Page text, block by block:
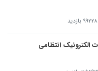
99228 بازدید
الکترونیک انتظامی